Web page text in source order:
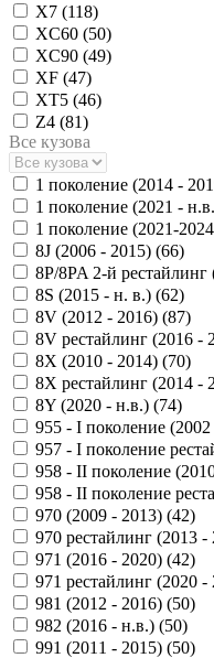
X7 (118)
XC60 (50)
XC90 (49)
XF (47)
XT5 (46)
Z4 (81)
Все кузова
1 поколение (2014 -
1 поколение (2021 -
1 поколение (2021-
8J (2006 - 2015) (66)
8P/8PA 2-й рестайлинг
8S (2015 - н. в.) (62)
8V (2012 - 2016) (87)
8V рестайлинг (2016 -
8X (2010 - 2014) (70)
8X рестайлинг (2014 -
8Y (2020 - н.в.) (74)
955 - I поколение
957 - I поколение
958 - II поколение
958 - II поколение
970 (2009 - 2013) (42)
970 рестайлинг (2013 -
971 (2016 - 2020) (42)
971 рестайлинг (2020 -
981 (2012 - 2016) (50)
982 (2016 - н.в.) (50)
991 (2011 - 2015) (50)